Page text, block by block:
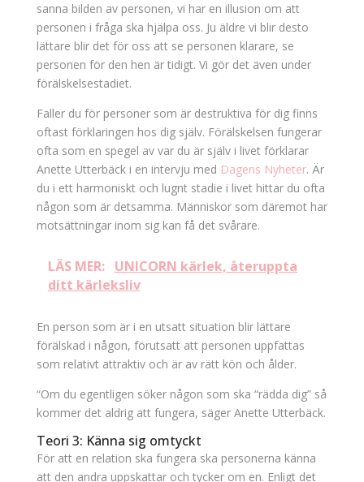
sanna bilden av personen, vi har en illusion om att
personen i fråga ska hjälpa oss. Ju äldre vi blir desto
lättare blir det för oss att se personen klarare, se
personen för den hen är tidigt. Vi gör det även under
förälskelsestadiet.
Faller du för personer som är destruktiva för dig finns
oftast förklaringen hos dig själv. Förälskelsen fungerar
ofta som en spegel av var du är själv i livet förklarar
Anette Utterbäck i en intervju med Dagens Nyheter. Är
du i ett harmoniskt och lugnt stadie i livet hittar du ofta
någon som är detsamma. Människor som däremot har
motsättningar inom sig kan få det svårare.
LÄS MER: UNICORN kärlek, återuppta
ditt kärleksliv
En person som är i en utsatt situation blir lättare
förälskad i någon, förutsatt att personen uppfattas
som relativt attraktiv och är av rätt kön och ålder.
“Om du egentligen söker någon som ska “rädda dig” så
kommer det aldrig att fungera, säger Anette Utterbäck.
Teori 3: Känna sig omtyckt
För att en relation ska fungera ska personerna känna
att den andra uppskattar och tycker om en. Enligt det